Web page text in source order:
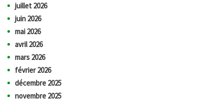
juillet 2026
juin 2026
mai 2026
avril 2026
mars 2026
février 2026
décembre 2025
novembre 2025